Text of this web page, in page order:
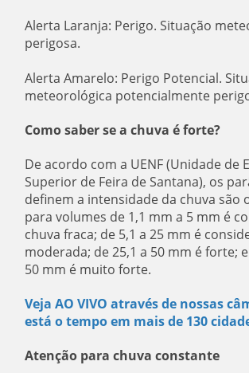
Alerta Laranja: Perigo. Situação
perigosa.
Alerta Amarelo: Perigo Potencial.
meteorológica potencialmente
Como saber se a chuva é forte?
De acordo com a UENF (Unidade de
Superior de Feira de Santana), os
definem a intensidade da chuva são
para volumes de 1,1 mm a 5 mm é
chuva fraca; de 5,1 a 25 mm é
moderada; de 25,1 a 50 mm é forte;
50 mm é muito forte.
Veja AO VIVO através de nossas
está o tempo em mais de 130
Atenção para chuva constante